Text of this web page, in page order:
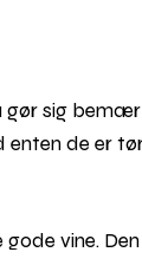
gør sig
de er
vine.